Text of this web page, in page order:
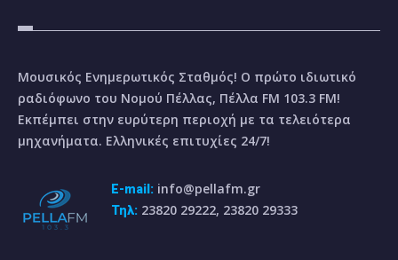
Μουσικός Ενημερωτικός Σταθμός! Ο πρώτο ιδιωτικό
ραδιόφωνο του Νομού Πέλλας, Πέλλα FM 103.3 FM!
Εκπέμπει στην ευρύτερη περιοχή με τα τελειότερα
μηχανήματα. Ελληνικές επιτυχίες 24/7!
E-mail: info@pellafm.gr
Τηλ: 23820 29222, 23820 29333